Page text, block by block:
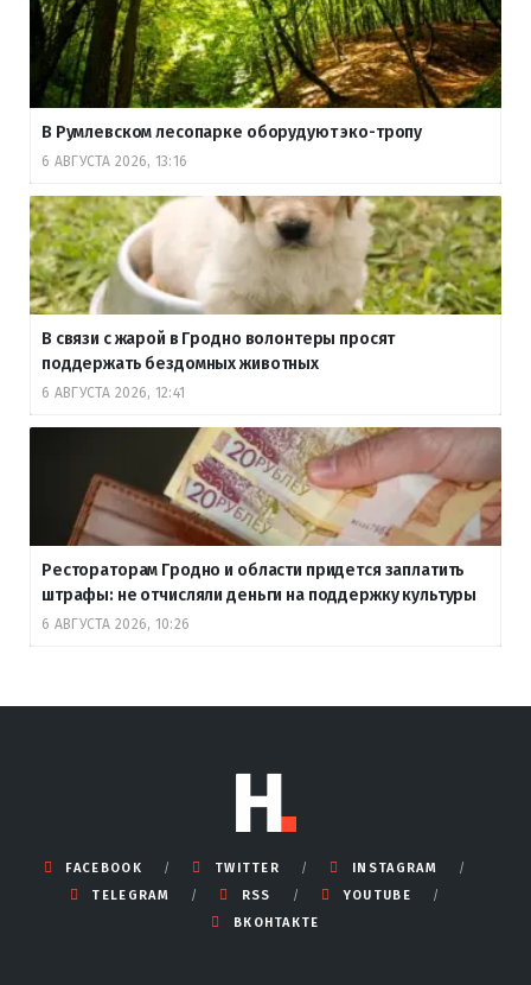
В Румлевском лесопарке оборудуют эко-тропу
6 АВГУСТА 2026, 13:16
В связи с жарой в Гродно волонтеры просят
поддержать бездомных животных
6 АВГУСТА 2026, 12:41
Рестораторам Гродно и области придется заплатить
штрафы: не отчисляли деньги на поддержку культуры
6 АВГУСТА 2026, 10:26
FACEBOOK TWITTER
INSTAGRAM
TELEGRAM
RSS
YOUTUBE
ВКОНТАКТЕ